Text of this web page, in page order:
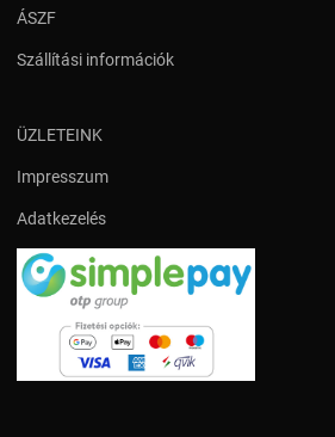
ÁSZF
Szállítási információk
ÜZLETEINK
Impresszum
Adatkezelés